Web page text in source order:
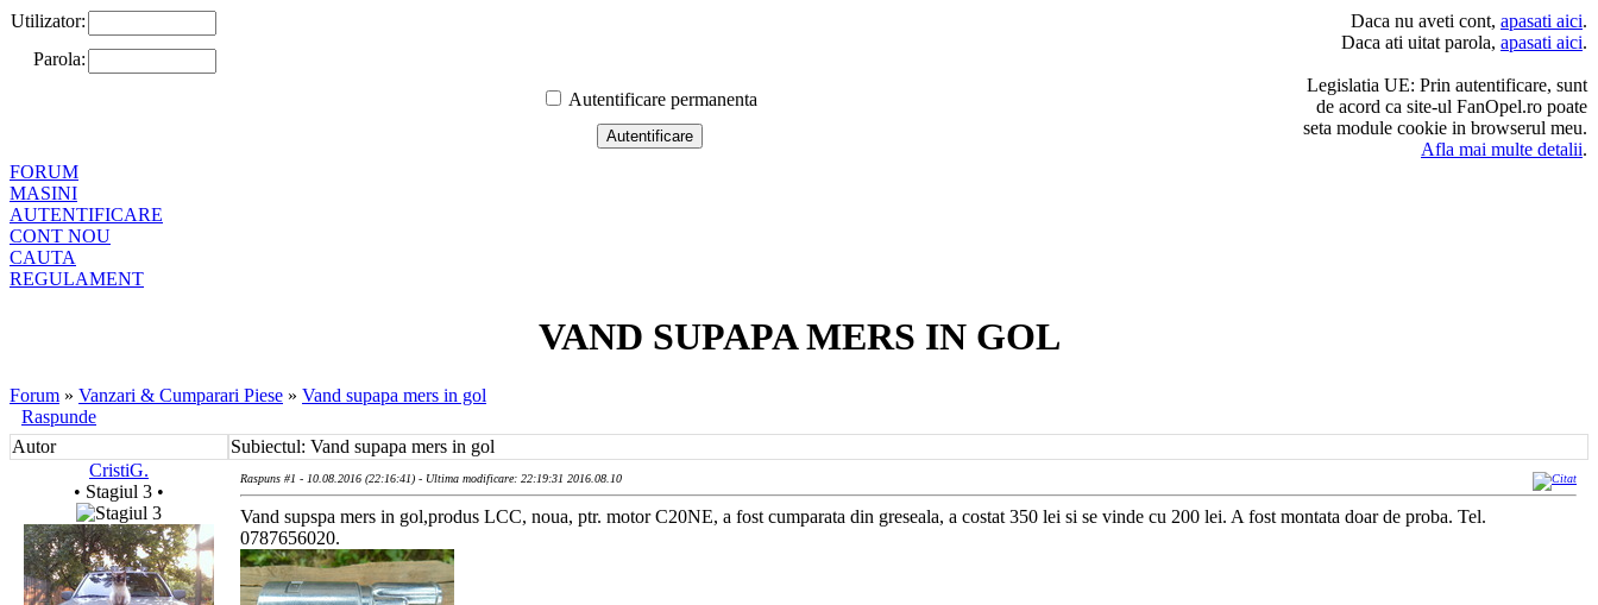
Utilizator: Daca nu aveti cont, apasati aici.
Daca ati uitat parola, apasati aici.
Legislatia UE: Prin autentificare, sunt
de acord ca site-ul FanOpel.ro poate
seta module cookie in browserul meu.
Afla mai multe detalii.
Parola:
Autentificare permanenta
FORUM
MASINI
AUTENTIFICARE
CONT NOU
CAUTA
REGULAMENT
VAND SUPAPA MERS IN GOL
Forum » Vanzari & Cumparari Piese » Vand supapa mers in gol
Raspunde
Autor
Subiectul: Vand supapa mers in gol
CristiG.
• Stagiul 3 •
Raspuns #1 - 10.08.2016 (22:16:41) - Ultima modificare: 22:19:31 2016.08.10
Vand supspa mers in gol,produs LCC, noua, ptr. motor C20NE, a fost cumparata din greseala, a costat 350 lei si se vinde cu 200 lei. A fost montata doar de proba. Tel.
0787656020.